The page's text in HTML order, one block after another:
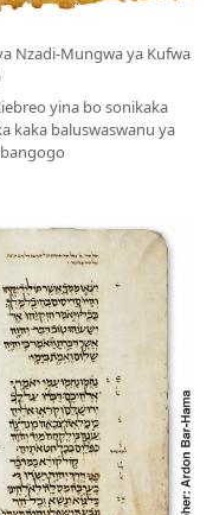
Nzadi-Mungwa ya Kufwa
yina bo sonikaka
kaka baluswaswanu ya